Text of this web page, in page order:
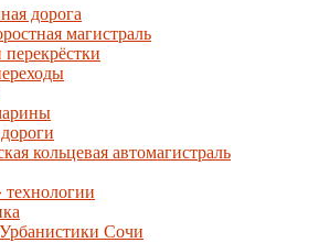
дорога
магистраль
перекрёстки
кольцевая автомагистраль
технологии
Сочи